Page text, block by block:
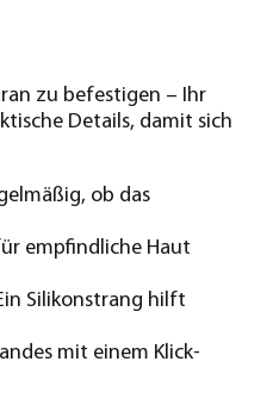
zu befestigen – Ihr
Details, damit sich
ob das
empfindliche Haut
Silikonstrang hilft
mit einem Klick-